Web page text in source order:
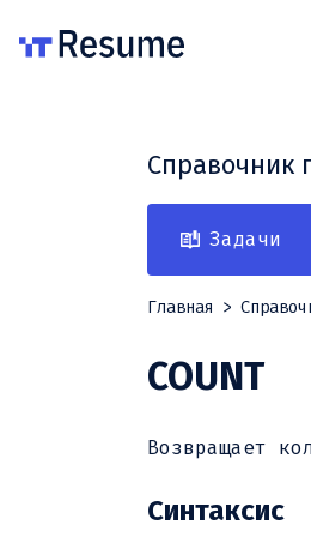
Справочник
Задачи
Главная
COUNT
Возвращает
Синтаксис